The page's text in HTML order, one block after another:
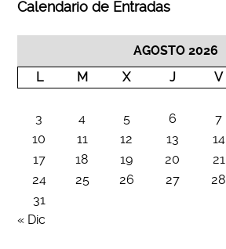
Calendario de Entradas
AGOSTO 2026
L
M X J V
3
4 5 6 7
10
11 12 13 14
17
18 19 20 21
24
25 26 27 28
31
« Dic